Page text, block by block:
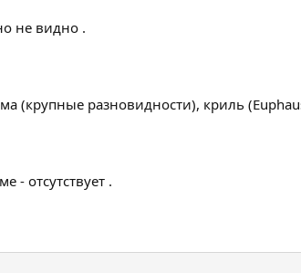
не видно .
(крупные разновидности), криль
- отсутствует .